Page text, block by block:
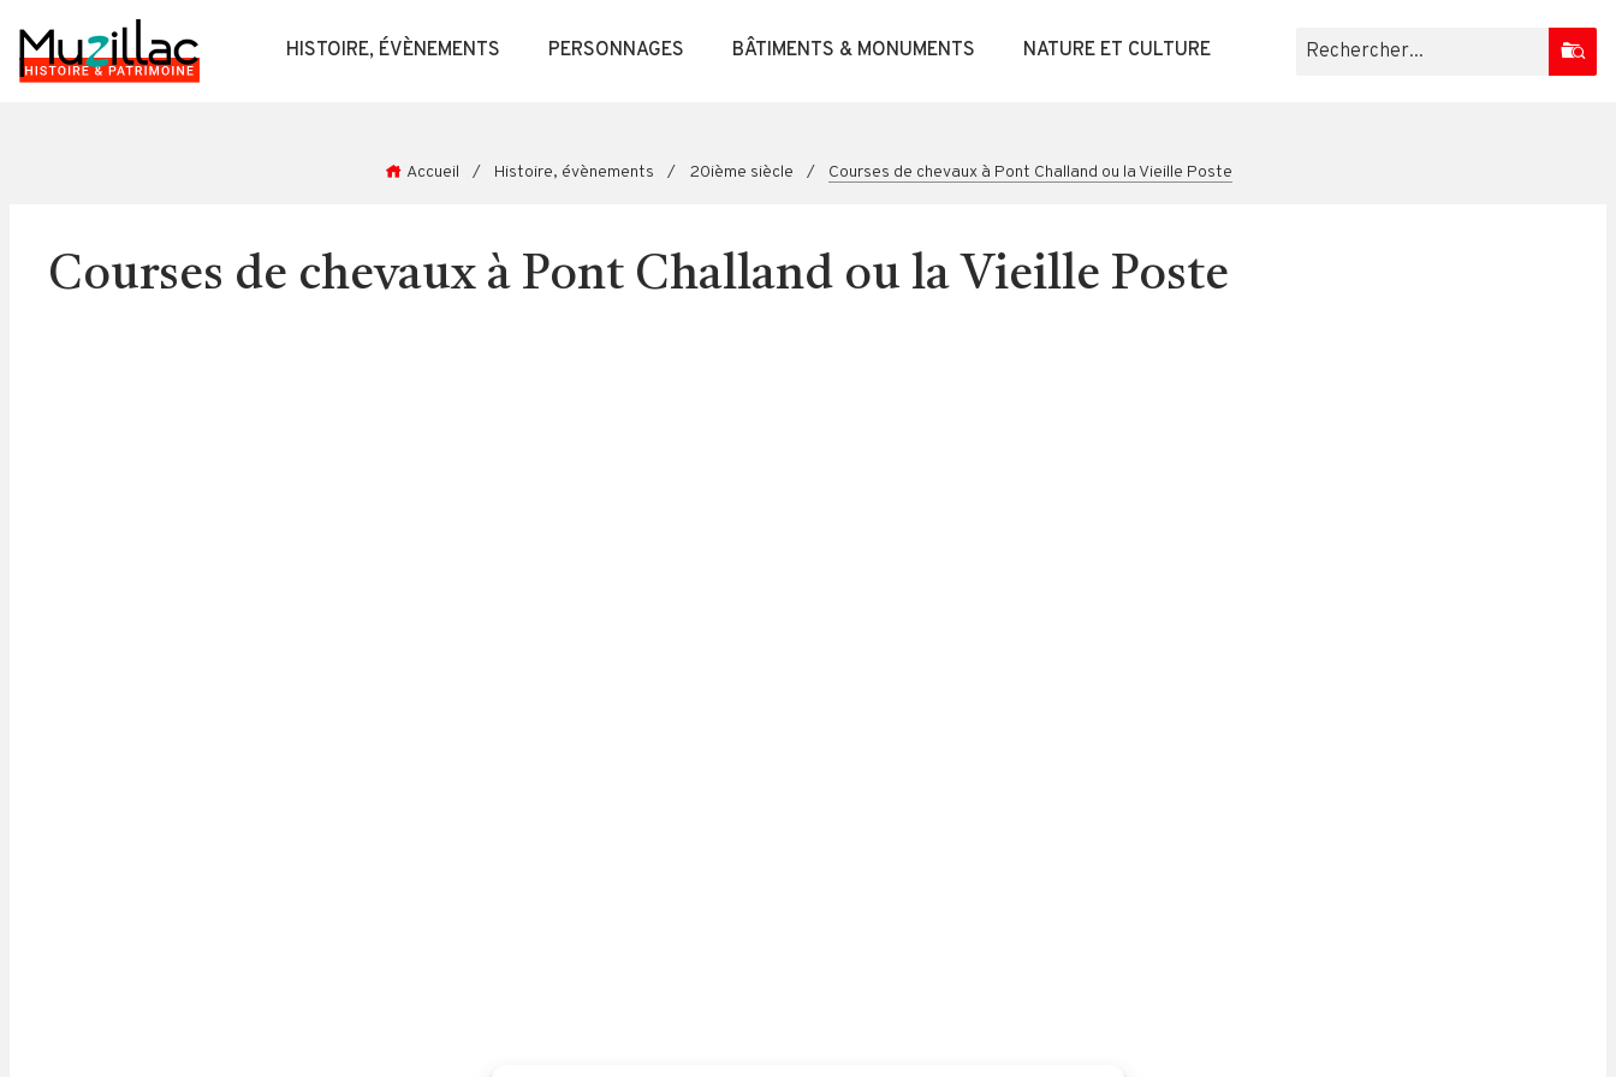
HISTOIRE, ÉVÈNEMENTS PERSONNAGES BÂTIMENTS & MONUMENTS NATURE ET CULTURE
Accueil / Histoire, évènements / 20ième siècle / Courses de chevaux à Pont Challand ou la Vieille Poste
Courses de chevaux à Pont Challand ou la Vieille Poste